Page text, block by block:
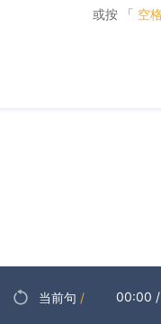
或按 「 空
当前句 / 00:00 /